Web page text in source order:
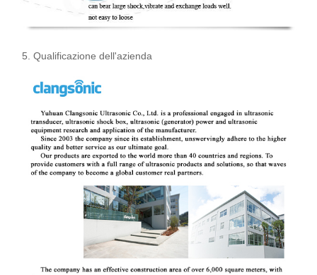
5. Qualificazione dell'azienda